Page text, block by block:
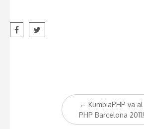
navigation
← KumbiaPHP va al
PHP Barcelona 2011!